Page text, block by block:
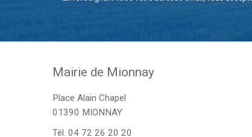
Mairie de Mionnay
Place Alain Chapel
01390 MIONNAY
Tél.04 72 26 20 20